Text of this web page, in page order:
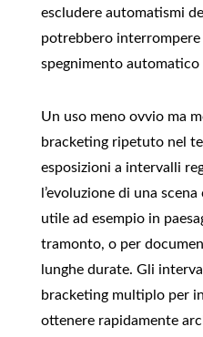
escludere automatismi
potrebbero interrompere
spegnimento
Un uso meno ovvio ma
bracketing ripetuto nel
esposizioni a intervalli
l’evoluzione di una
utile ad esempio in
tramonto, o per
lunghe durate. Gli
bracketing multiplo per
ottenere rapidamente